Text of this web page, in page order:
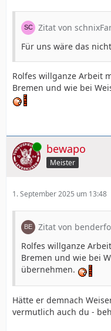
Zitat von
Für uns wäre das
Rolfes willganze Arbeit
Bremen und wie bei
Online bewapo
Meister
1. September 2025 um 13:48
Zitat von
Rolfes willganze
Bremen und wie bei
übernehmen.
Hätte er demnach
vermutlich auch du -